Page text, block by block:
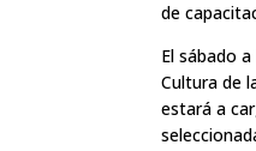
de
El sábado
Cultura de
estará a